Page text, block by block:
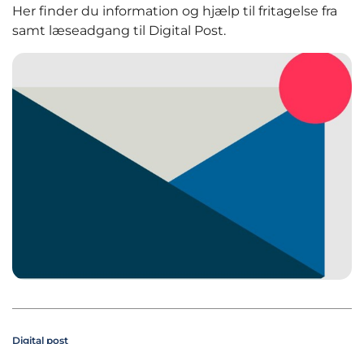
Her finder du information og hjælp til fritagelse fra
samt læseadgang til Digital Post.
Digital post